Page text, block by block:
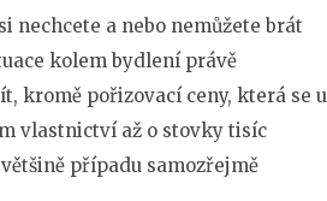
nechcete a nebo nemůžete brát
kolem bydlení právě
kromě pořizovací ceny, která se u
vlastnictví až o stovky tisíc
případu samozřejmě